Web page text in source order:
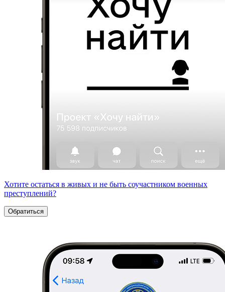
Хотите остаться в живых и не быть соучастником военных
преступлений?
Обратиться